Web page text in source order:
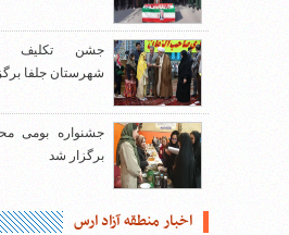
جشن تکلیف
شهرستان جلفا
جشنواره بومی
برگزار شد
اخبار منطقه آزاد ارس